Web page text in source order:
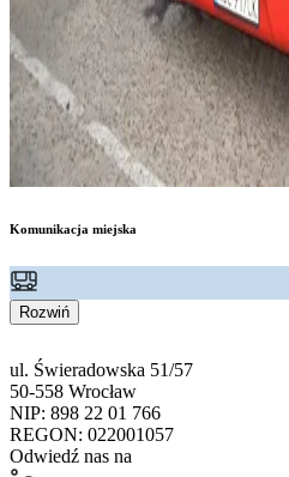
Komunikacja miejska
Rozwiń
ul. Świeradowska 51/57
50-558 Wrocław
NIP: 898 22 01 766
REGON: 022001057
Odwiedź nas na